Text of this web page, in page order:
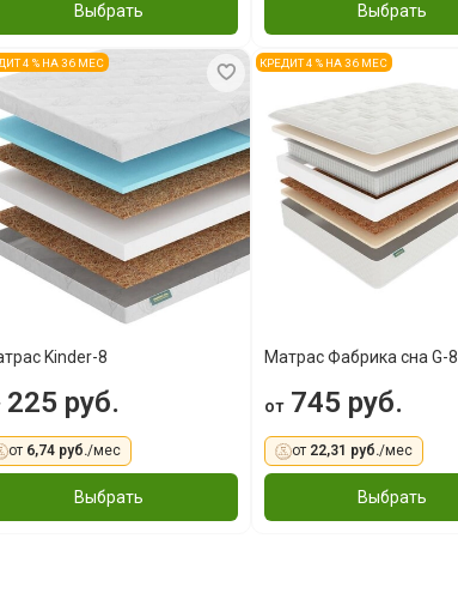
Выбрать Выбрать
4 % НА 36 МЕС
Kinder-8
225 руб.
от 6,74 руб./мес
Выбрать
КРЕДИТ 4 % НА 36 МЕС
Матрас Фабрика сна G-8
от745 руб.
от 22,31 руб./мес
Выбрать